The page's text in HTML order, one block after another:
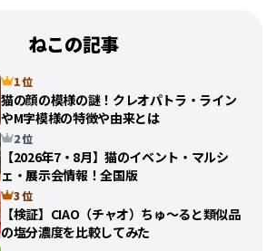
ねこの記事
1 位
猫の顔の模様の謎！クレオパトラ・ライン
やM字模様の特徴や由来とは
2 位
【2026年7・8月】猫のイベント・マルシ
ェ・展示会情報！全国版
3 位
【検証】CIAO（チャオ）ちゅ〜ると類似品
の塩分濃度を比較してみた